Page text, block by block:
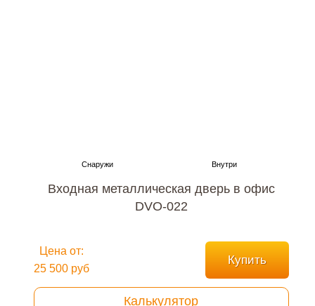
Входная металлическая дверь в офис
DVO-022
Цена от:
25 500 руб
Купить
Калькулятор